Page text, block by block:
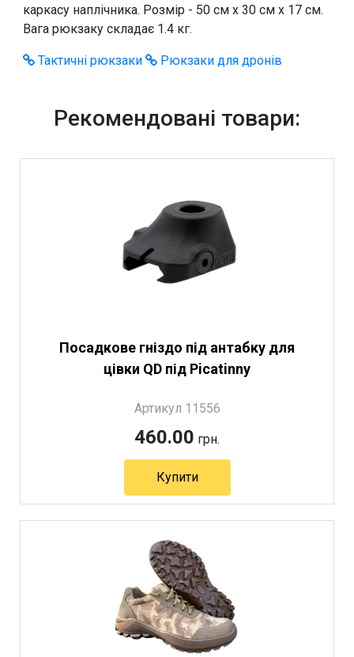
каркасу наплічника. Розмір - 50 см х 30 см х 17 см.
Вага рюкзаку складає 1.4 кг.
Тактичні рюкзаки Рюкзаки для дронів
Рекомендовані товари:
Посадкове гніздо під антабку для
цівки QD під Picatinny
Артикул 11556
460.00 грн.
Купити